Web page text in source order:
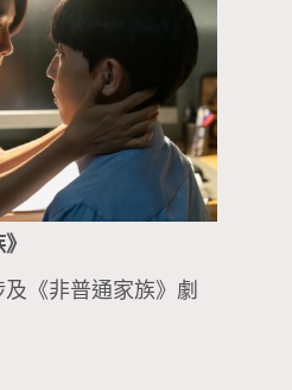
《非普通家族》劇